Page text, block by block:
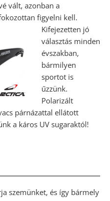
vált, azonban a
figyelni kell.
Kifejezetten jó
választás minden
évszakban,
bármilyen
sportot is
űzzünk.
Polarizált
párnázattal ellátott
a káros UV sugaraktól!
szemünket, és így bármely